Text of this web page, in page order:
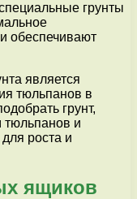
грунты
обеспечивают
является
тюльпанов в
грунт,
тюльпанов и
роста и
ящиков